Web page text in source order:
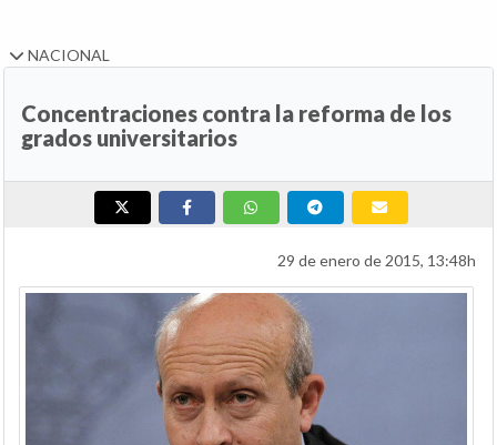
NACIONAL
Concentraciones contra la reforma de los
grados universitarios
29 de enero de 2015, 13:48h